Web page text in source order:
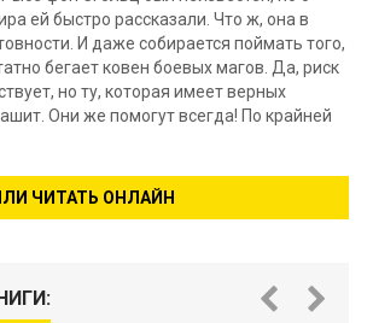
ей быстро рассказали. Что ж, она в
И даже собирается поймать того,
бегает ковен боевых магов. Да, риск
но ту, которая имеет верных
Они же помогут всегда! По крайней
ЧИТАТЬ ОНЛАЙН